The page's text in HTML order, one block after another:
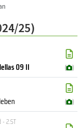
25)
09 II ( )
( )
2.ST